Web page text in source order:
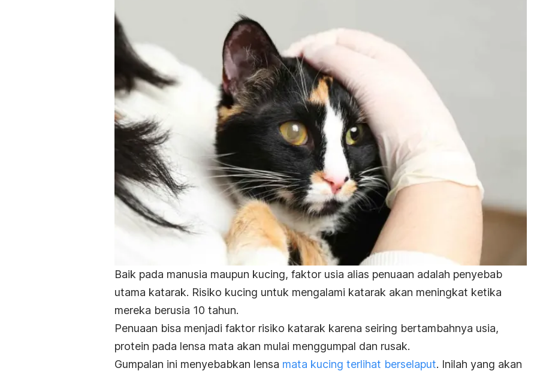
Baik pada manusia maupun kucing, faktor usia alias penuaan adalah penyebab
utama katarak. Risiko kucing untuk mengalami katarak akan meningkat ketika
mereka berusia 10 tahun.
Penuaan bisa menjadi faktor risiko katarak karena seiring bertambahnya usia,
protein pada lensa mata akan mulai menggumpal dan rusak.
Gumpalan ini menyebabkan lensa mata kucing terlihat berselaput. Inilah yang akan